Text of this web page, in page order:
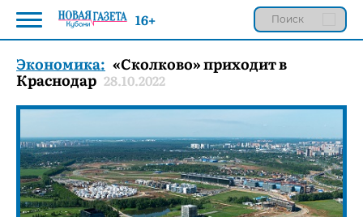
Экономика: «Сколково» приходит в
Краснодар 28.10.2022
16+